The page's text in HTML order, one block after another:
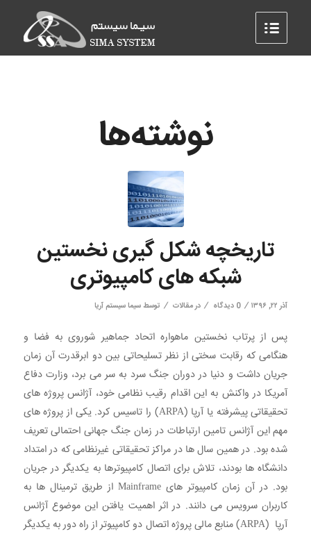
نوشته‌ها
تاریخچه شکل گیری نخستین
شبکه های کامپیوتری
آذر ۲۲, ۱۳۹۶ / 0 دیدگاه / درمقالات / توسطسیما سیستم آریا
پس از پرتاب نخستین ماهواره اتحاد جماهیر شوروی به فضا و
هنگامی که رقابت سختی از نظر تسلیحاتی بین دو ابرقدرت آن زمان
جریان داشت و دنیا در دوران جنگ سرد به سر می برد، وزارت دفاع
آمریکا در واکنش به این اقدام رقیب نظامی خود، آژانس پروژه های
تحقیقاتی پیشرفته یا آرپا (ARPA) را تاسیس کرد. یکی از پروژه های
مهم این آژانس تامین ارتباطات در زمان جنگ جهانی احتمالی تعریف
شده بود. در همین سال ها در مراکز تحقیقاتی غیرنظامی که در امتداد
دانشگاه ها بودند، تلاش برای اتصال کامپیوترها به یکدیگر در جریان
بود. در آن زمان کامپیوتر های Mainframe از طریق ترمینال ها به
کاربران سرویس می دانند. در اثر اهمیت یافتن این موضوع آژانس
آرپا (ARPA) منابع مالی پروژه اتصال دو کامپیوتر از راه دور به یکدیگر